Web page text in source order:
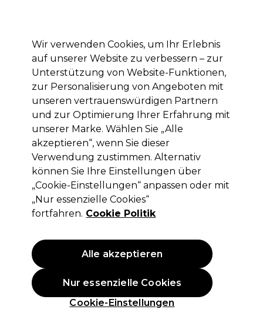
Anmelden
Marken Deals Haare Elektrogeräte Saloneinrichtung
Lieferung und Lieferzeiten
– mehr erfahren
Revlon
Revlonissimo Colorsmetique Goldtöne
60ml
(2)
12,90 € ohne MwSt. (PROFI-PREIS)
15,35 €inkl. MwSt.)| 21.50 € pro 100ml
ANGEBOT
Wir verwenden Cookies, um Ihr Erlebnis
auf unserer Website zu verbessern – zur
Unterstützung von Website-Funktionen,
zur Personalisierung von Angeboten mit
unseren vertrauenswürdigen Partnern
und zur Optimierung Ihrer Erfahrung mit
unserer Marke. Wählen Sie „Alle
akzeptieren“, wenn Sie dieser
Verwendung zustimmen. Alternativ
können Sie Ihre Einstellungen über
„Cookie-Einstellungen“ anpassen oder mit
„Nur essenzielle Cookies“
fortfahren. Cookie Politik
Cookie-Einstellungen
Nur essenzielle Cookies
Alle akzeptieren